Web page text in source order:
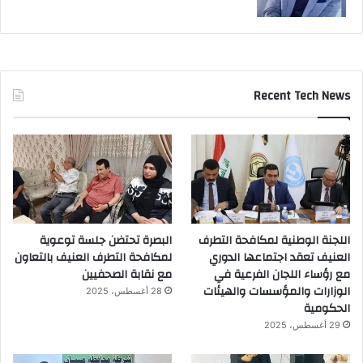
Recent Tech News
اللجنة الوطنية لمكافحة التطرف
العنيف تعقد اجتماعها الدوري
مع رؤساء اللجان الفرعية في
الوزارات والمؤسسات والهيئات
الحكومية
29 أغسطس، 2025
البصرة تحتضن جلسة توعوية
لمكافحة التطرف العنيف بالتعاون
مع نقابة الصحفيين
28 أغسطس، 2025